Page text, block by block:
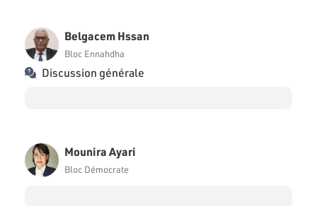
Belgacem Hssan
Bloc Ennahdha
Discussion générale
Mounira Ayari
Bloc Démocrate